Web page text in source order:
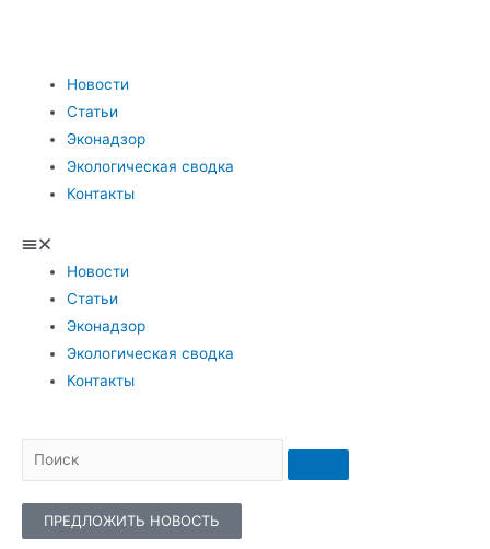
Новости
Статьи
Эконадзор
Экологическая сводка
Контакты
Новости
Статьи
Эконадзор
Экологическая сводка
Контакты
ПРЕДЛОЖИТЬ НОВОСТЬ